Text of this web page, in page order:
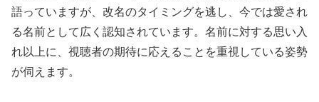
語っていますが、改名のタイミングを逃し、今では愛され
る名前として広く認知されています。名前に対する思い入
れ以上に、視聴者の期待に応えることを重視している姿勢
が伺えます。